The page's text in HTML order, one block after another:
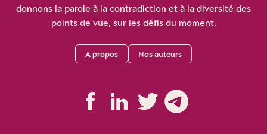
donnons la parole à la contradiction et à la diversité des
points de vue, sur les défis du moment.
A propos Nos auteurs